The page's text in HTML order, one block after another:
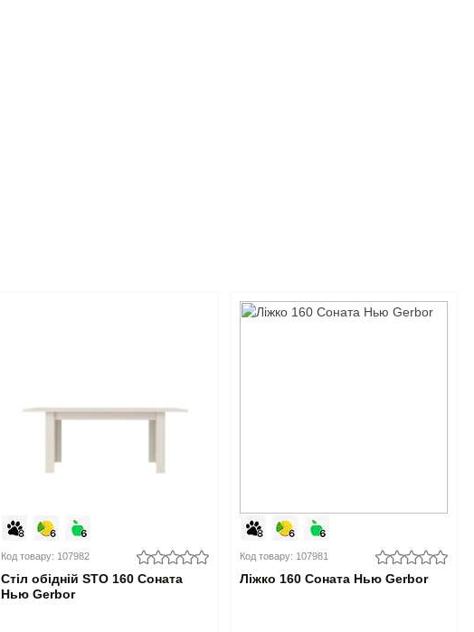
Код товару: 107982
Стіл обідній STO 160 Соната
Нью Gerbor
Код товару: 107981
Ліжко 160 Соната Нью Gerbor